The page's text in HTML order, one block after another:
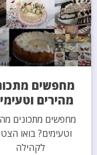
מחפשים
מהירים
מחפשים מתכונים
וטעימים? בואו
לקהילה